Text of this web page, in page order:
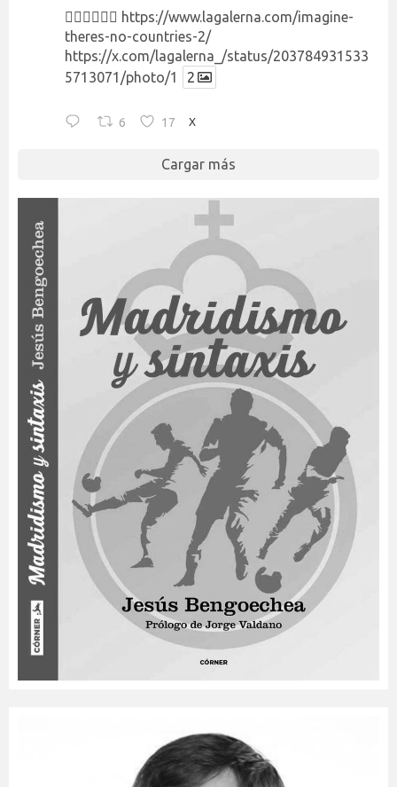
👉🏻👉🏻👉🏻 https://www.lagalerna.com/imagine-
theres-no-countries-2/
https://x.com/lagalerna_/status/203784931533
5713071/photo/1
2
6 17 X
Cargar más